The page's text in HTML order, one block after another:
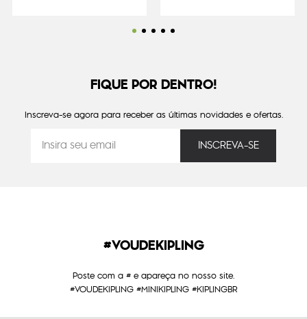
FIQUE POR DENTRO!
Inscreva-se agora para receber as últimas novidades e ofertas.
#VOUDEKIPLING
Poste com a # e apareça no nosso site.
#VOUDEKIPLING #MINIKIPLING #KIPLINGBR